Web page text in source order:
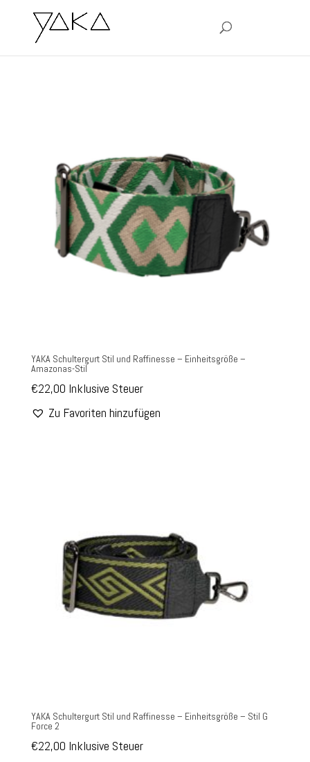
YAKA Schultergurt Stil und Raffinesse – Einheitsgröße –
Amazonas-Stil
€22,00 Inklusive Steuer
Zu Favoriten hinzufügen
YAKA Schultergurt Stil und Raffinesse – Einheitsgröße – Stil G
Force 2
€22,00 Inklusive Steuer